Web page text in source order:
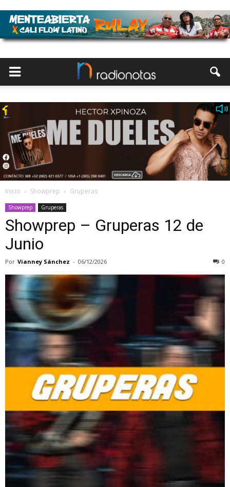
Inicio Showprep Gruperas
Showprep Gruperas
Showprep – Gruperas 12 de
Junio
Por Vianney Sánchez - 06/12/2026 0